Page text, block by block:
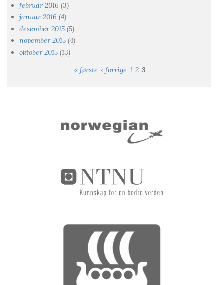
februar 2016 (3)
januar 2016 (4)
desember 2015 (5)
november 2015 (4)
oktober 2015 (13)
« første ‹ forrige 1 2 3